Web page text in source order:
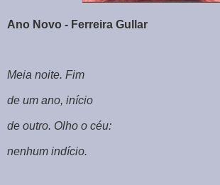
Ano Novo - Ferreira Gullar
Meia noite. Fim
de um ano, início
de outro. Olho o céu:
nenhum indício.